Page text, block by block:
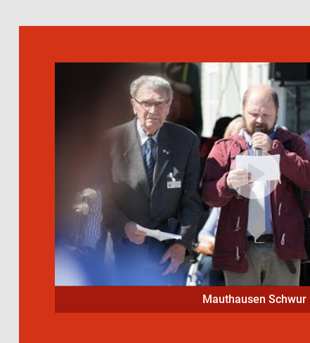
Mauthausen Schwur